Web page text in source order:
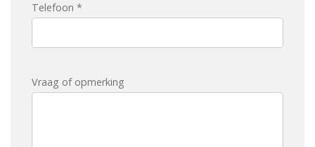
Telefoon *
Vraag of opmerking